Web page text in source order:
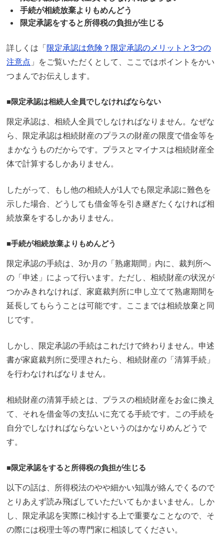
手続が相続放棄よりもめんどう
限定承認をすると所得税の負担が生じる
詳しくは「 限定承認は危険？限定承認のメリットと3つの
注意点 」をご覧いただくとして、ここではポイントをかい
つまんでお伝えします。
■限定承認は相続人全員でしなければならない
限定承認は、相続人全員でしなければなりません。なぜな
ら、限定承認は相続財産のプラスの財産の限度で借金等を
まかなうものだからです。プラスとマイナスは相続財産全
体で計算するしかありません。
したがって、もし他の相続人が1人でも限定承認に難色を
示した場合、どうしても借金等を引き継ぎたくなければ相
続放棄をするしかありません。
■手続が相続放棄よりもめんどう
限定承認の手続は、3か月の「熟慮期間」内に、裁判所へ
の「申述」によって行います。ただし、相続財産の状況が
つかみきれなければ、家庭裁判所に申し立てて熟慮期間を
延長してもらうことは可能です。ここまでは相続放棄と同
じです。
しかし、限定承認の手続はこれだけで終わりません。申述
書が家庭裁判所に受理されたら、相続財産の「清算手続」
を行わなければなりません。
相続財産の清算手続とは、プラスの相続財産をお金に換え
て、それを借金等の支払いに充てる手続です。この手続を
自分でしなければならないというのはかなりめんどうで
す。
■限定承認をすると所得税の負担が生じる
以下の話は、所得税法のやや細かい知識が絡んでくるので
とりあえず読み飛ばしていただいてもかまいません。しか
し、限定承認を実際に検討する上で重要なことなので、そ
の際には税理士等の専門家に相談してください。